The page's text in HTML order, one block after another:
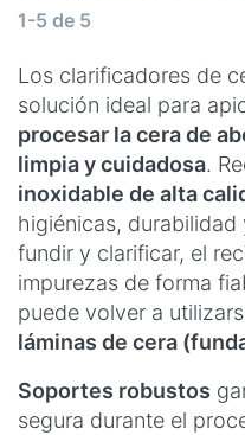
Resultados de la
1-5 de 5
Los clarificadores de
solución ideal para
procesar la cera de
limpia y cuidadosa.
inoxidable de alta
higiénicas, durabilidad
fundir y clarificar, el
impurezas de forma
puede volver a
láminas de cera
Soportes robustos
segura durante el